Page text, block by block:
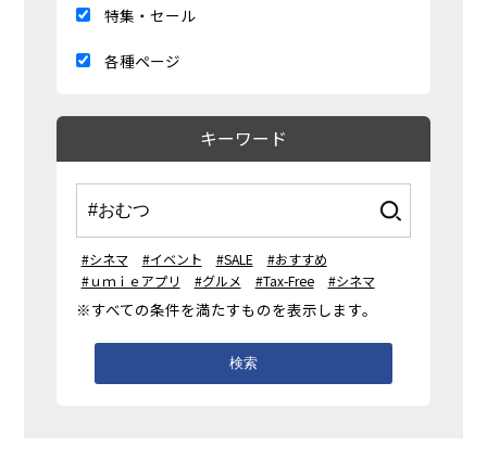
特集・セール
各種ページ
キーワード
#シネマ #イベント #SALE
#おすすめ
#ｕｍｉｅアプリ
#グルメ #Tax-Free #シネマ
※すべての条件を満たすものを表示します。
検索